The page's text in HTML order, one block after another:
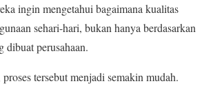
ingin mengetahui bagaimana kualitas
sehari-hari, bukan hanya berdasarkan
dibuat perusahaan.
tersebut menjadi semakin mudah.